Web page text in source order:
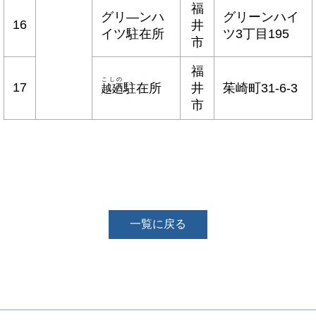
16
グリ―ンハ
イツ駐在所
福
井
市
グリーンハイ
ツ3丁目195
17 越廼
こしの
駐在所
福
井
市
茱崎町31-6-3
一覧に戻る